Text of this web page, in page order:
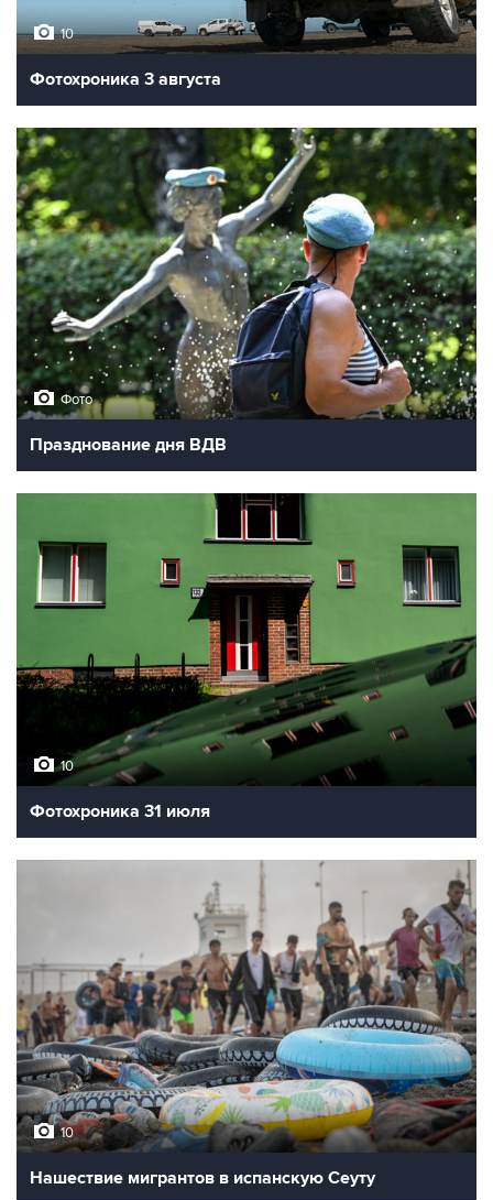
10
Фотохроника 3 августа
Фото
Празднование дня ВДВ
10
Фотохроника 31 июля
10
Нашествие мигрантов в испанскую Сеуту